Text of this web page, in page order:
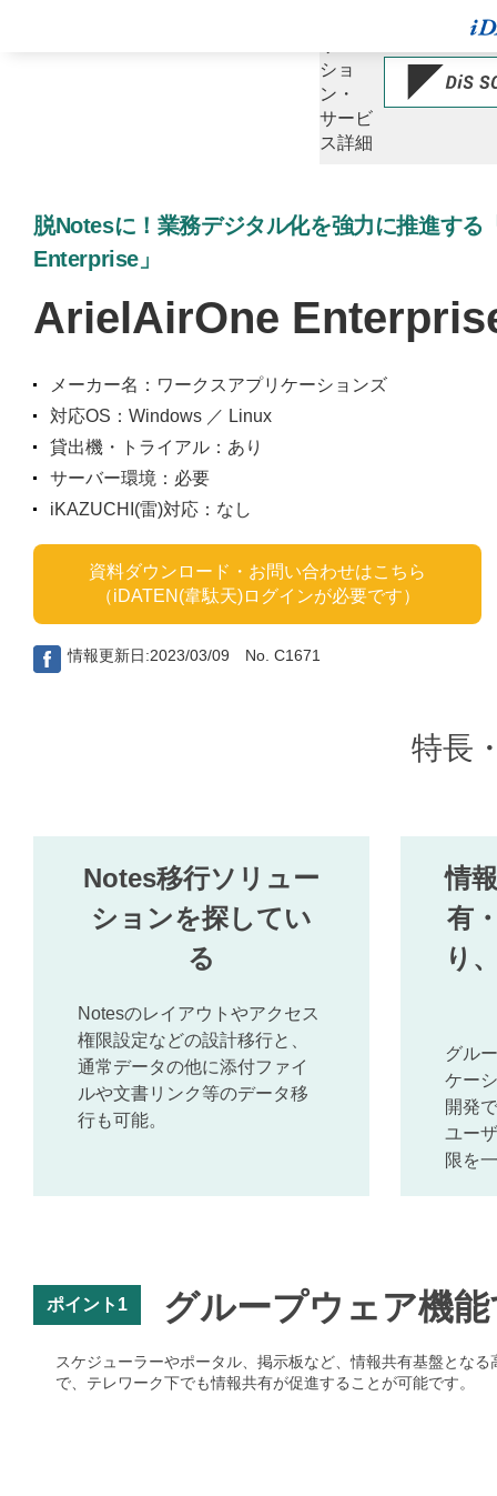
ショ
ン・
サービ
ス詳細
脱Notesに！業務デジタル化を強力に推進する
Enterprise」
ArielAirOne
メーカー名：ワークスアプリケーションズ
対応OS：Windows ／ Linux
貸出機・トライアル：あり
サーバー環境：必要
iKAZUCHI(雷)対応：なし
資料ダウンロード・お問い合わせはこちら
（iDATEN(韋駄天)ログインが必要です）
情報更新日:2023/03/09 No. C1671
特長
Notes移行ソリュー
ションを探してい
る
Notesのレイアウトやアクセス
権限設定などの設計移行と、
通常データの他に添付ファイ
ルや文書リンク等のデータ移
行も可能。
情
有
り
グル
ケー
開発
ユー
限を
ポイント1 グループウェア機
スケジューラーやポータル、掲示板など、情報共有基盤とな
で、テレワーク下でも情報共有が促進することが可能です。